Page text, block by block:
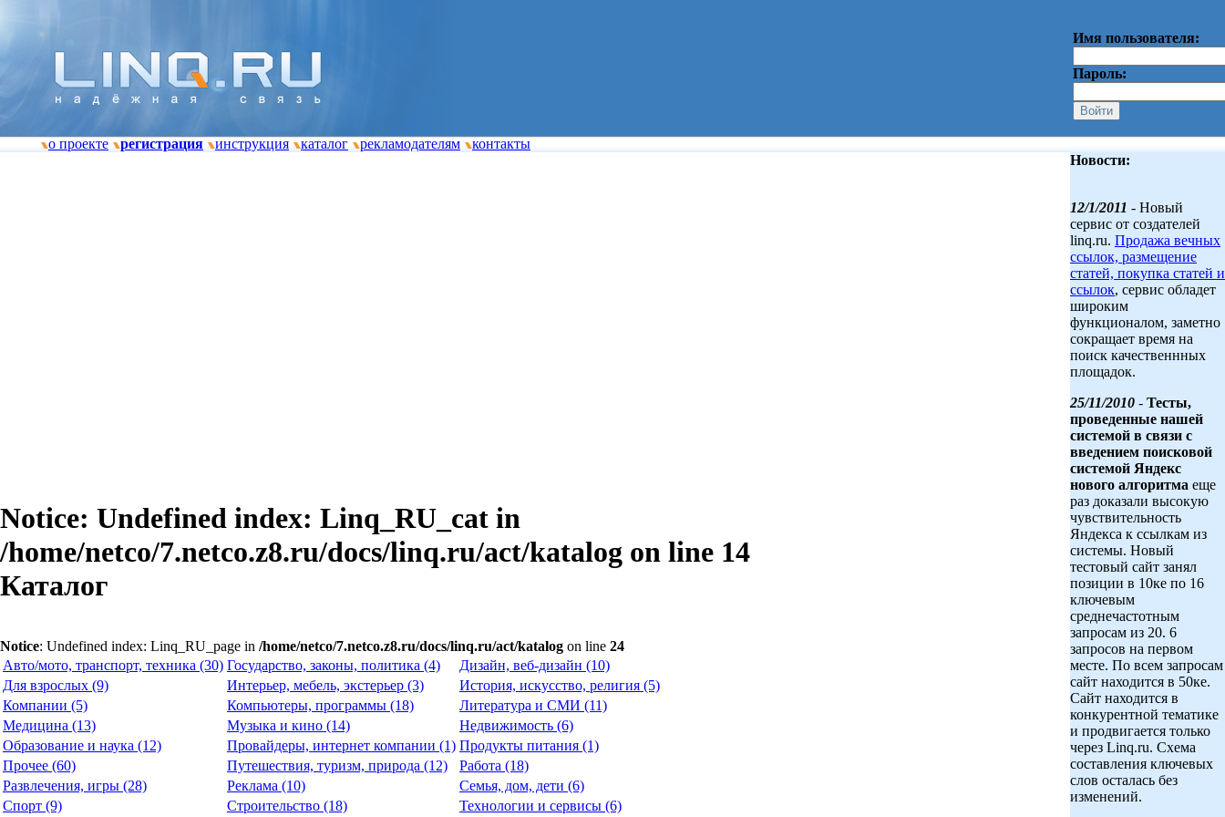
Имя пользователя:
Пароль:
о проекте регистрация инструкция каталог рекламодателям контакты
Notice: Undefined index: Linq_RU_cat in
/home/netco/7.netco.z8.ru/docs/linq.ru/act/katalog on line 14
Каталог
Notice: Undefined index: Linq_RU_page in /home/netco/7.netco.z8.ru/docs/linq.ru/act/katalog on line 24
Авто/мото, транспорт, техника (30) Государство, законы, политика (4)
Дизайн, веб-дизайн (10)
Для взрослых (9)
Интерьер, мебель, экстерьер (3)
История, искусство, религия (5)
Компании (5)
Компьютеры, программы (18)
Литература и СМИ (11)
Медицина (13)
Музыка и кино (14)
Недвижимость (6)
Образование и наука (12)
Провайдеры, интернет компании (1) Продукты питания (1)
Прочее (60)
Путешествия, туризм, природа (12)
Работа (18)
Развлечения, игры (28)
Реклама (10)
Семья, дом, дети (6)
Спорт (9)
Строительство (18) Технологии и сервисы (6)
Новости:
12/1/2011 - Новый
сервис от создателей
linq.ru. Продажа вечных
ссылок, размещение
статей, покупка статей и
ссылок, сервис обладет
широким
функционалом, заметно
сокращает время на
поиск качественнных
площадок.
25/11/2010 - Тесты,
проведенные нашей
системой в связи с
введением поисковой
системой Яндекс
нового алгоритма еще
раз доказали высокую
чувствительность
Яндекса к ссылкам из
системы. Новый
тестовый сайт занял
позиции в 10ке по 16
ключевым
среднечастотным
запросам из 20. 6
запросов на первом
месте. По всем запросам
сайт находится в 50ке.
Сайт находится в
конкурентной тематике
и продвигается только
через Linq.ru. Схема
составления ключевых
слов осталась без
изменений.